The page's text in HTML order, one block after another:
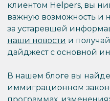
клиентом Helpers, вы
важную возможность и
за устаревшей
наши новости и
дайджест с основной
В нашем блоге вы
иммиграционном